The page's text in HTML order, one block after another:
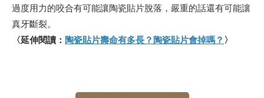
過度用力的咬合有可能讓陶瓷貼片脫落，嚴重的話還有可能讓
真牙斷裂。
〈延伸閱讀： 陶瓷貼片壽命有多長？陶瓷貼片會掉嗎？ 〉